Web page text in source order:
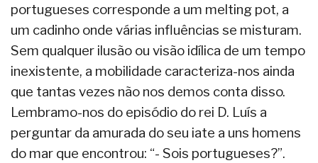
portugueses corresponde a um melting pot, a
um cadinho onde várias influências se misturam.
Sem qualquer ilusão ou visão idílica de um tempo
inexistente, a mobilidade caracteriza-nos ainda
que tantas vezes não nos demos conta disso.
Lembramo-nos do episódio do rei D. Luís a
perguntar da amurada do seu iate a uns homens
do mar que encontrou: “- Sois portugueses?”.